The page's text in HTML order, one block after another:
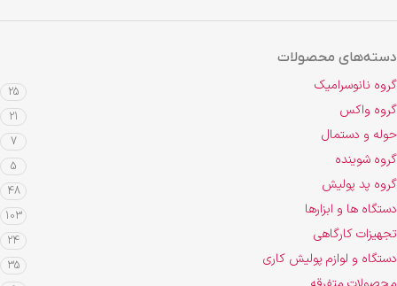
دسته‌های محصولات
گروه نانوسرامیک 25
گروه واکس 21
حوله و دستمال 7
گروه شوینده 5
گروه پد پولیش 48
دستگاه ها و ابزارها 103
تجهیزات کارگاهی 24
دستگاه و لوازم پولیش کاری 35